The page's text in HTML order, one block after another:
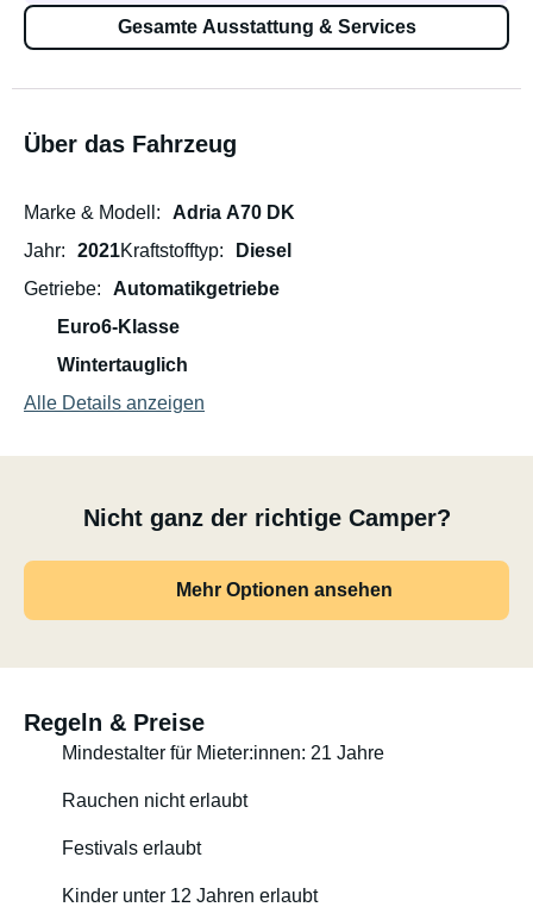
Gesamte Ausstattung & Services
Über das Fahrzeug
Marke & Modell
Adria A70 DK
Jahr
2021Kraftstofftyp
Diesel
Getriebe
Automatikgetriebe
Euro6-Klasse
Wintertauglich
Alle Details anzeigen
Nicht ganz der richtige Camper?
Mehr Optionen ansehen
Regeln & Preise
Mindestalter für Mieter:innen: 21 Jahre
Rauchen nicht erlaubt
Festivals erlaubt
Kinder unter 12 Jahren erlaubt